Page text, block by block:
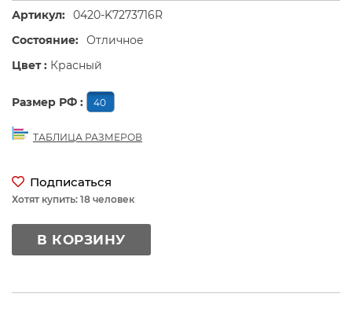
Артикул: 0420-K7273716R
Состояние: Отличное
Цвет : Красный
Размер РФ : 40
ТАБЛИЦА РАЗМЕРОВ
Подписаться
Хотят купить: 18 человек
В КОРЗИНУ